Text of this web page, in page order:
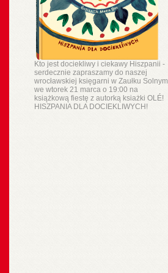
Kto jest dociekliwy i ciekawy Hiszpanii -
serdecznie zapraszamy do naszej
wrocławskiej księgarni w Zaułku Solnym
we wtorek 21 marca o 19:00 na
książkową fiestę z autorką ksiażki OLÉ!
HISZPANIA DLA DOCIEKLIWYCH!